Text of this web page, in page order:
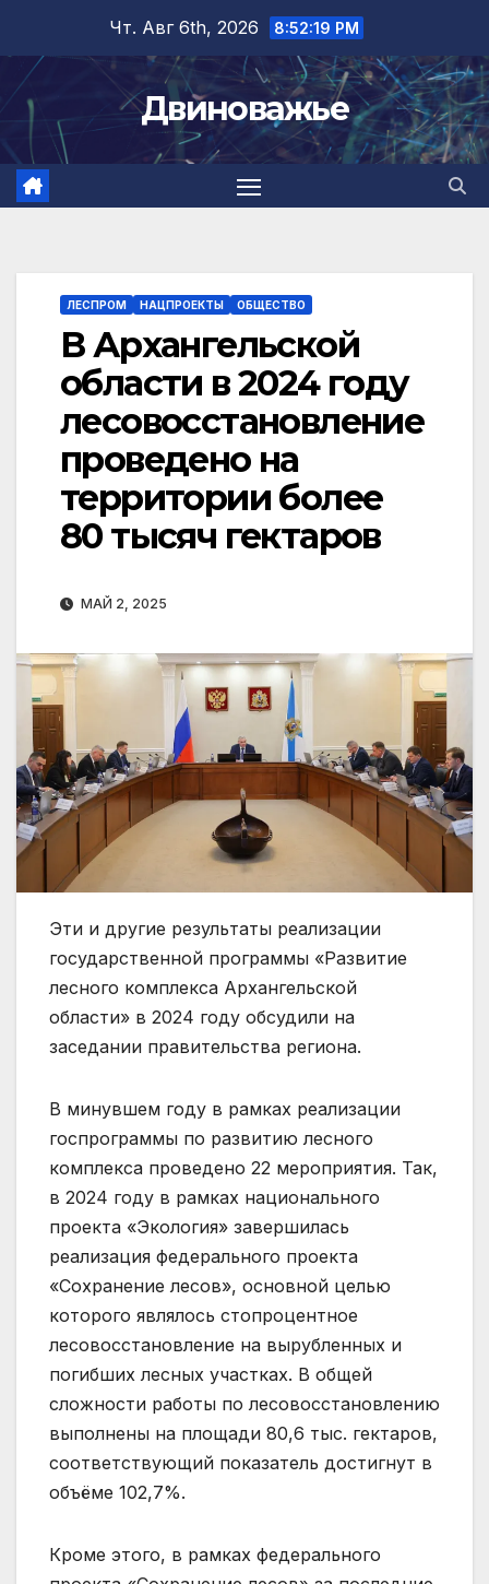
содержимому
Чт. Авг 6th, 2026 8:52:20 PM
Двиноважье
ЛЕСПРОМ НАЦПРОЕКТЫ ОБЩЕСТВО
В Архангельской
области в 2024 году
лесовосстановление
проведено на
территории более
80 тысяч гектаров
МАЙ 2, 2025
Эти и другие результаты реализации
государственной программы «Развитие
лесного комплекса Архангельской
области» в 2024 году обсудили на
заседании правительства региона.
В минувшем году в рамках реализации
госпрограммы по развитию лесного
комплекса проведено 22 мероприятия. Так,
в 2024 году в рамках национального
проекта «Экология» завершилась
реализация федерального проекта
«Сохранение лесов», основной целью
которого являлось стопроцентное
лесовосстановление на вырубленных и
погибших лесных участках. В общей
сложности работы по лесовосстановлению
выполнены на площади 80,6 тыс. гектаров,
соответствующий показатель достигнут в
объёме 102,7%.
Кроме этого, в рамках федерального